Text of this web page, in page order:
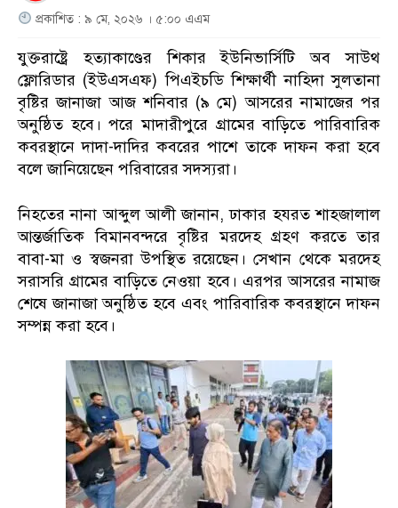
প্রকাশিত : ৯ মে, ২০২৬ । ৫:০০ এএম
যুক্তরাষ্ট্রে হত্যাকাণ্ডের শিকার ইউনিভার্সিটি অব সাউথ
ফ্লোরিডার (ইউএসএফ) পিএইচডি শিক্ষার্থী নাহিদা সুলতানা
বৃষ্টির জানাজা আজ শনিবার (৯ মে) আসরের নামাজের পর
অনুষ্ঠিত হবে। পরে মাদারীপুরে গ্রামের বাড়িতে পারিবারিক
কবরস্থানে দাদা-দাদির কবরের পাশে তাকে দাফন করা হবে
বলে জানিয়েছেন পরিবারের সদস্যরা।
নিহতের নানা আব্দুল আলী জানান, ঢাকার হযরত শাহজালাল
আন্তর্জাতিক বিমানবন্দরে বৃষ্টির মরদেহ গ্রহণ করতে তার
বাবা-মা ও স্বজনরা উপস্থিত রয়েছেন। সেখান থেকে মরদেহ
সরাসরি গ্রামের বাড়িতে নেওয়া হবে। এরপর আসরের নামাজ
শেষে জানাজা অনুষ্ঠিত হবে এবং পারিবারিক কবরস্থানে দাফন
সম্পন্ন করা হবে।